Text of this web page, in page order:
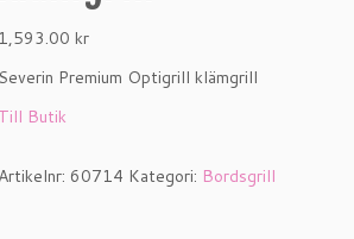
1,593.00 kr
Severin Premium Optigrill klämgrill
Till Butik
Artikelnr: 60714 Kategori: Bordsgrill